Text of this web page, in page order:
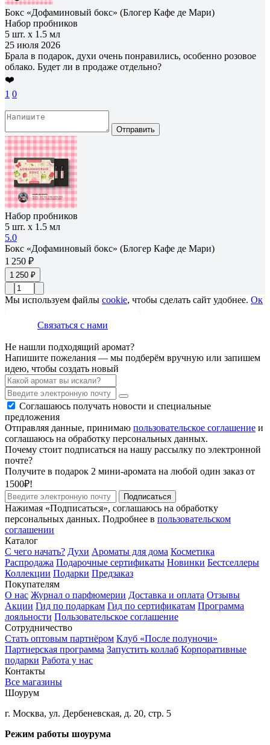
Бокс «Дофаминовый бокс» (Блогер Кафе де Мари)
Набор пробников
5 шт. х 1.5 мл
25 июля 2026
Брала в подарок, духи очень понравились, особенно розовое
облако. Будет ли в продаже отдельно?
❤️
1 0
Отправить
Набор пробников
5 шт. х 1.5 мл
5.0
Бокс «Дофаминовый бокс» (Блогер Кафе де Мари)
1 250 ₽
1 250 ₽
Мы используем файлы cookie, чтобы сделать сайт удобнее. Ок
Связаться с нами
Не нашли подходящий аромат?
Напишите пожелания — мы подберём вручную или запишем
идею, чтобы создать новый
Соглашаюсь получать новости и специальные
предложения
Отправляя данные, принимаю пользовательское соглашение и
соглашаюсь на обработку персональных данных.
Почему стоит подписаться на нашу рассылку по электронной
почте?
Получите в подарок 2 мини-аромата на любой один заказ от
1500₽!
Подписаться
Нажимая «Подписаться», соглашаюсь на обработку
персональных данных. Подробнее в пользовательском
соглашении
Каталог
С чего начать? Духи Ароматы для дома Косметика
Распродажа Подарочные сертификаты Новинки Бестселлеры
Коллекции Подарки Предзаказ
Покупателям
О нас Журнал о парфюмерии Доставка и оплата Отзывы
Акции Гид по подаркам Гид по сертификатам Программа
лояльности Пользовательское соглашение
Сотрудничество
Стать оптовым партнёром Клуб «После полуночи»
Партнерская программа Запустить коллаб Корпоративные
подарки Работа у нас
Контакты
Все магазины
Шоурум
г. Москва, ул. Дербеневская, д. 20, стр. 5
Режим работы шоурума